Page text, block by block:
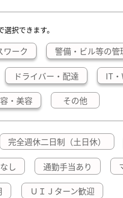
択できます。
ワーク 警備・ビル等の管
ドライバー・配達 IT
・美容 その他
完全週休二日制（土日休）
し 通勤手当あり
ＵＩＪターン歓迎